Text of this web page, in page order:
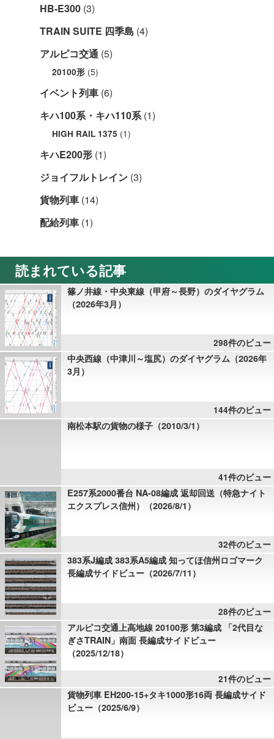
HB-E300 (3)
TRAIN SUITE 四季島 (4)
アルピコ交通 (5)
20100形 (5)
イベント列車 (6)
キハ100系・キハ110系(1)
HIGH RAIL 1375 (1)
キハE200形 (1)
ジョイフルトレイン (3)
貨物列車 (14)
配給列車 (1)
読まれている記事
篠ノ井線・中央東線（甲府～長野）のダイヤグラム
（2026年3月）
298件のビュー
中央西線（中津川～塩尻）のダイヤグラム（2026年
3月）
144件のビュー
南松本駅の貨物の様子（2010/3/1）
41件のビュー
E257系2000番台 NA-08編成 返却回送（特急ナイト
エクスプレス信州）（2026/8/1）
32件のビュー
383系J編成 383系A5編成 知ってほ信州ロゴマーク
長編成サイドビュー（2026/7/11）
28件のビュー
アルピコ交通上高地線 20100形 第3編成 「2代目な
ぎさTRAIN」南面 長編成サイドビュー
（2025/12/18）
21件のビュー
貨物列車 EH200-15+タキ1000形16両 長編成サイド
ビュー（2025/6/9）